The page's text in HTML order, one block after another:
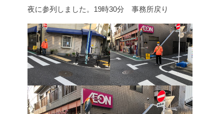
夜に参列しました。 19時30分 事務所戻り